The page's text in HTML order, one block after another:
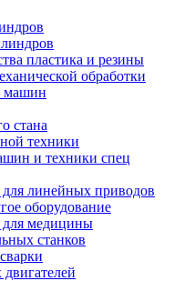
пластика и резины
обработки
машин
стана
техники
и техники спец
линейных приводов
оборудование
медицины
станков